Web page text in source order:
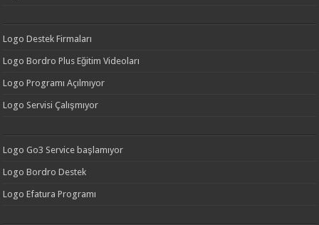
Logo Destek Firmaları
Logo Bordro Plus Eğitim Videoları
Logo Programı Açılmıyor
Logo Servisi Çalışmıyor
Logo Go3 Service başlamıyor
Logo Bordro Destek
Logo Efatura Programı